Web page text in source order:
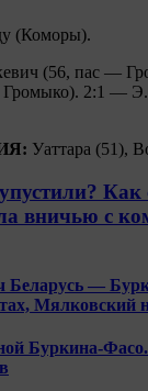
(Коморы).
(56, пас —
Громыко). 2:1 —
Уаттара (51),
Как
вничью с
Беларусь —
Мялковский
Буркина-